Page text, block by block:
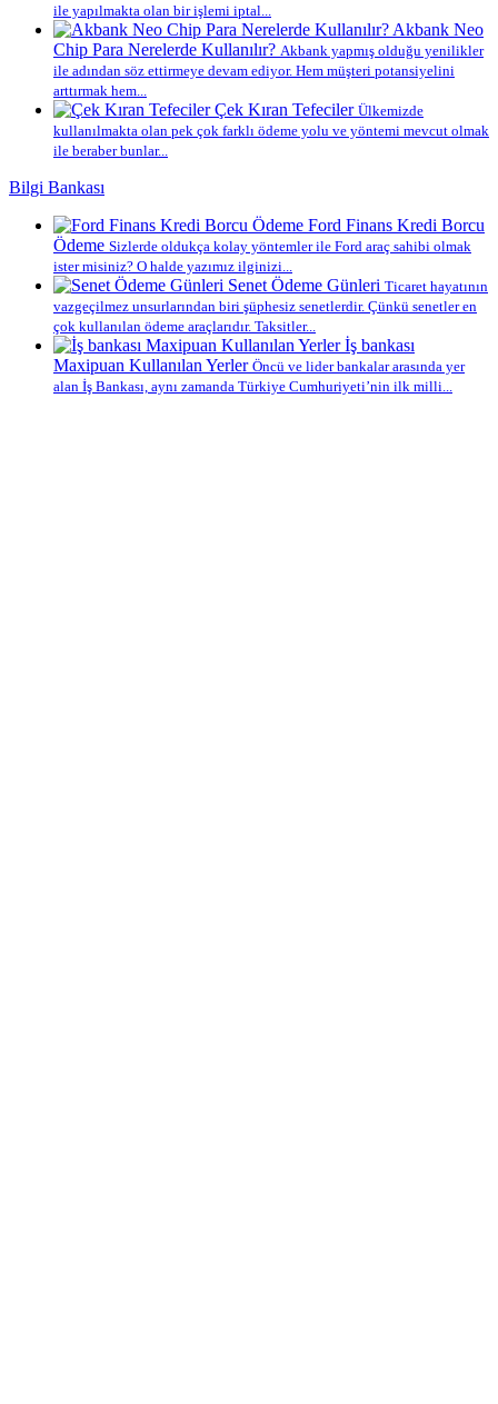
ile yapılmakta olan bir işlemi iptal...
Akbank Neo
Chip Para Nerelerde Kullanılır? Akbank yapmış olduğu yenilikler
ile adından söz ettirmeye devam ediyor. Hem müşteri potansiyelini
arttırmak hem...
Çek Kıran Tefeciler Ülkemizde
kullanılmakta olan pek çok farklı ödeme yolu ve yöntemi mevcut olmak
ile beraber bunlar...
Bilgi Bankası
Ford Finans Kredi Borcu
Ödeme Sizlerde oldukça kolay yöntemler ile Ford araç sahibi olmak
ister misiniz? O halde yazımız ilginizi...
Senet Ödeme Günleri Ticaret hayatının
vazgeçilmez unsurlarından biri şüphesiz senetlerdir. Çünkü senetler en
çok kullanılan ödeme araçlarıdır. Taksitler...
İş bankası
Maxipuan Kullanılan Yerler Öncü ve lider bankalar arasında yer
alan İş Bankası, aynı zamanda Türkiye Cumhuriyeti’nin ilk milli...